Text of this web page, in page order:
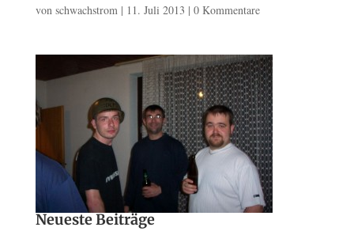
von schwachstrom| 11. Juli 2013 | 0 Kommentare
Neueste Beiträge